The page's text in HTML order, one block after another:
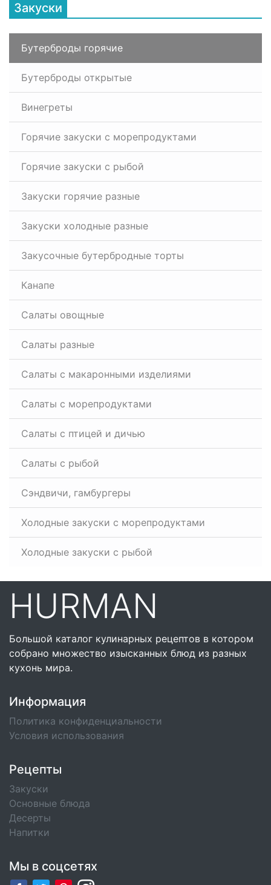
Закуски
Бутерброды горячие
Бутерброды открытые
Винегреты
Горячие закуски с морепродуктами
Горячие закуски с рыбой
Закуски горячие разные
Закуски холодные разные
Закусочные бутербродные торты
Канапе
Салаты овощные
Салаты разные
Салаты с макаронными изделиями
Салаты с морепродуктами
Салаты с птицей и дичью
Салаты с рыбой
Сэндвичи, гамбургеры
Холодные закуски с морепродуктами
Холодные закуски с рыбой
HURMAN
Большой каталог кулинарных рецептов в котором
собрано множество изысканных блюд из разных
кухонь мира.
Информация
Политика конфиденциальности
Условия использования
Рецепты
Закуски
Основные блюда
Десерты
Напитки
Мы в соцсетях